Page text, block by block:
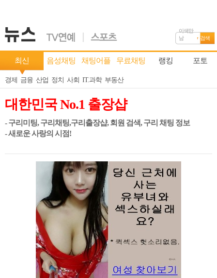
이색만
남
검색
최신 음성채팅 채팅어플 무료채팅 랭킹 포토
경제 금융 산업 정치 사회 IT.과학 부동산
대한민국 No.1 출장샵
- 구리미팅, 구리채팅,구리출장샵, 회원 검색, 구리 채팅 정보
- 새로운 사랑의 시점!